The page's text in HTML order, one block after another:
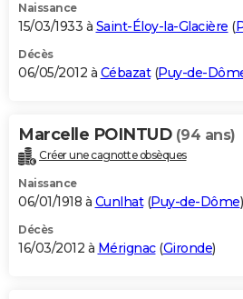
Naissance
15/03/1933 à Saint-Éloy-la-Glacière (
Décès
06/05/2012 à Cébazat(Puy-de-
Marcelle POINTUD (94 ans)
Créer une cagnotte obsèques
Naissance
06/01/1918 à Cunlhat(Puy-de-Dôme)
Décès
16/03/2012 à Mérignac(Gironde)